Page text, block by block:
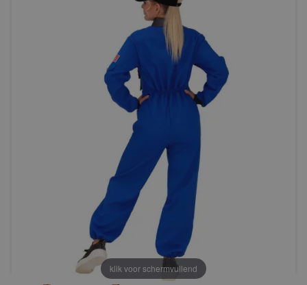
klik voor schermvullend